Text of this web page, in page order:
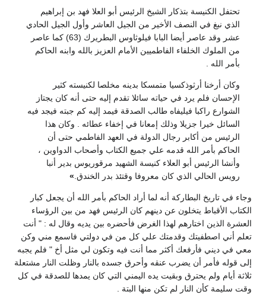
تحتفل الكنيسة بتذكار الشيخ الرئيس أبو العلا فهد بن إبراهيم
الذي نبغ في النصف الأخير من الجيل العاشر وأول الجيل الحادي
عشر وقد عاصر أيضا البابا فيلوثاوس البطريرك (63) كما عاصر
من الملوك الخلفاء الفاطميين الأمام العزيز بالله وابنه الحاكم
بأمر الله .
وكان أرخنا أرثوذكسيا متمسكا بدينه مخلصا لكنيسته كثير
الإحسان فلم يرد في حياته سائلا تقدم إليه حتى أنه كان يجتاز
الشوارع راكبا فيليفاه طالب الصدقة فيمد إليه كم جبته فيجد فيه
السائل خيرا جزيلا وذلك إمعانا في إخفاء عطائه . وكان هذا
الرئيس من أكابر رجال الدولة في العهد الفاطمي حتى أن
الحاكم بأمر الله قدمه علي جميع الكتاب وأصحاب الدواوين ،
وأنشا الرئيس أبو العلاء كنيسة الشهيد مرقوريوس بدير أنبا
رويس الحالي الذي كان معروفا وقتئذ بدر الخندق. »
وجاء في تاريخ البطاركة أنه لما أراد الحاكم بأمر الله أن يجعل كبار
الكتاب الأقباط يتخلون عن دينهم كان الرئيس فهد من بين الرؤساء
العشرة الذين اختارهم لهذا الغرض فأحضره بين يديه وقال له : " أنت
تعلم أني اصطفيتك وقدمتك علي كل من في دولتي فاسمع مني وكن
معي في ديني فأرفعك أكثر مما أنت فيه وتكون لي مثل أخ " فلم يجبه
إلى قوله فأمر أن يضرب عنقه وأحرق جسده بالنار وظلت النار مشتعلة
ثلاثة أيام ولم يحترق وبقيت يده اليمني التي كان يمدها للصدقة في كل
وقت سليمة كأن النار لم تكن منها البتة .